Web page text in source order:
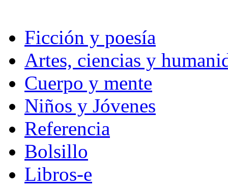
Ficción y poesía
Artes, ciencias y
Cuerpo y mente
Niños y Jóvenes
Referencia
Bolsillo
Libros-e